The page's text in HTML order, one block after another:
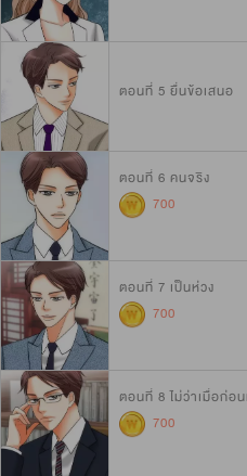
ตอนที่ 5 ยื่นข้อเสนอ
ตอนที่ 6 คนจริง
700
ตอนที่ 7 เป็นห่วง
700
ตอนที่ 8 ไม่ว่าเมื่อก่อ
700